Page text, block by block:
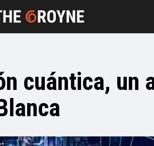
cuántica, un